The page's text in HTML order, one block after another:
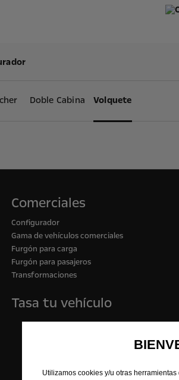
Doble Cabina Volquete
Comerciales
Configurador
Gama de vehículos comerciales
Furgón para carga
Furgón para pasajeros
Transformaciones
Tasa tu vehículo
Utilizamos cookies y/u otras